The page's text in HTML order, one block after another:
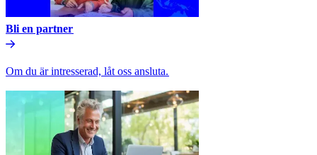
Bli en partner​​
Om du är intresserad, låt oss ansluta.​​